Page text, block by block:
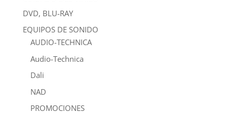
DVD, BLU-RAY
EQUIPOS DE SONIDO
AUDIO-TECHNICA
Audio-Technica
Dali
NAD
PROMOCIONES